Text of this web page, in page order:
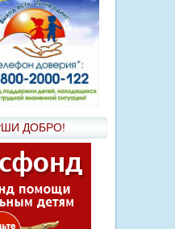
ДОБРО!